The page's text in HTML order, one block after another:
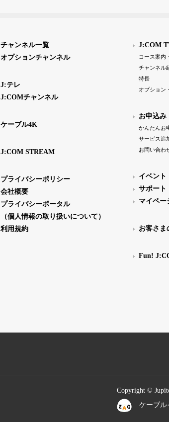
チャンネル一覧
オプションチャンネル
J:テレ
J:COMチャンネル
ケーブル4K
J:COM STREAM
プライバシーポリシー
会社概要
プライバシーポータル
（個人情報の取り扱いについて）
利用規約
J:COM
コース案内
チャンネル
特長
オプション
お申込み
かんたんお
サービス追
お問い合わ
イベント
サポート
マイペー
お客さま
Fun!
Copyright ©
ケーブル